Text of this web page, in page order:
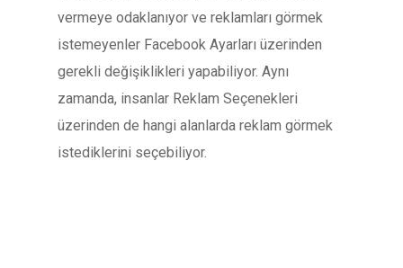
vermeye odaklanıyor ve reklamları görmek
istemeyenler Facebook Ayarları üzerinden
gerekli değişiklikleri yapabiliyor. Aynı
zamanda, insanlar Reklam Seçenekleri
üzerinden de hangi alanlarda reklam görmek
istediklerini seçebiliyor.